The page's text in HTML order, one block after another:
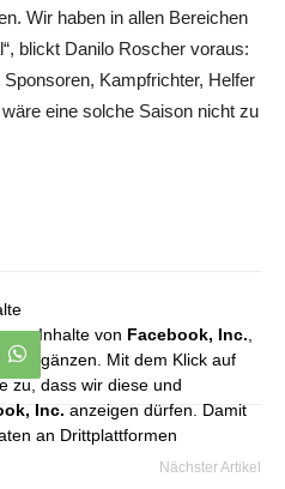
Wir haben in allen Bereichen
blickt Danilo Roscher voraus:
Kampfrichter, Helfer
eine solche Saison nicht zu
Inhalte von Facebook, Inc.
ergänzen. Mit dem Klick auf
zu, dass wir diese und
Inc. anzeigen dürfen. Damit
an Drittplattformen
Nächster Artikel